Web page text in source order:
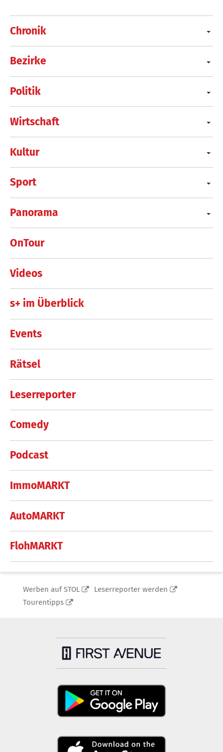
Chronik
Bezirke
Politik
Wirtschaft
Kultur
Sport
Panorama
OnTour
Videos
s+ im Überblick
Events
Rätsel
Leserreporter
Comedy
Podcast
ImmoMARKT
AutoMARKT
FlohMARKT
Werben auf STOL
Leserreporter werden
Tourentipps